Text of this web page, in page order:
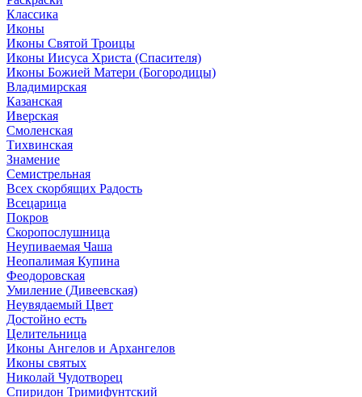
Классика
Иконы
Иконы Святой Троицы
Иконы Иисуса Христа (Спасителя)
Иконы Божией Матери (Богородицы)
Владимирская
Казанская
Иверская
Смоленская
Тихвинская
Знамение
Семистрельная
Всех скорбящих Радость
Всецарица
Покров
Скоропослушница
Неупиваемая Чаша
Неопалимая Купина
Феодоровская
Умиление (Дивеевская)
Неувядаемый Цвет
Достойно есть
Целительница
Иконы Ангелов и Архангелов
Иконы святых
Николай Чудотворец
Спиридон Тримифунтский